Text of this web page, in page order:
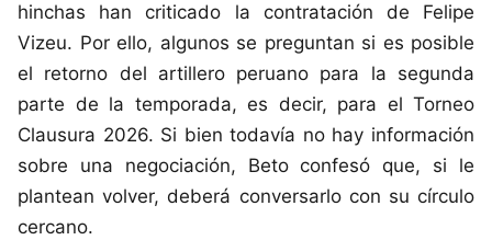
hinchas han criticado la contratación de Felipe
Vizeu. Por ello, algunos se preguntan si es posible
el retorno del artillero peruano para la segunda
parte de la temporada, es decir, para el Torneo
Clausura 2026. Si bien todavía no hay información
sobre una negociación, Beto confesó que, si le
plantean volver, deberá conversarlo con su círculo
cercano.